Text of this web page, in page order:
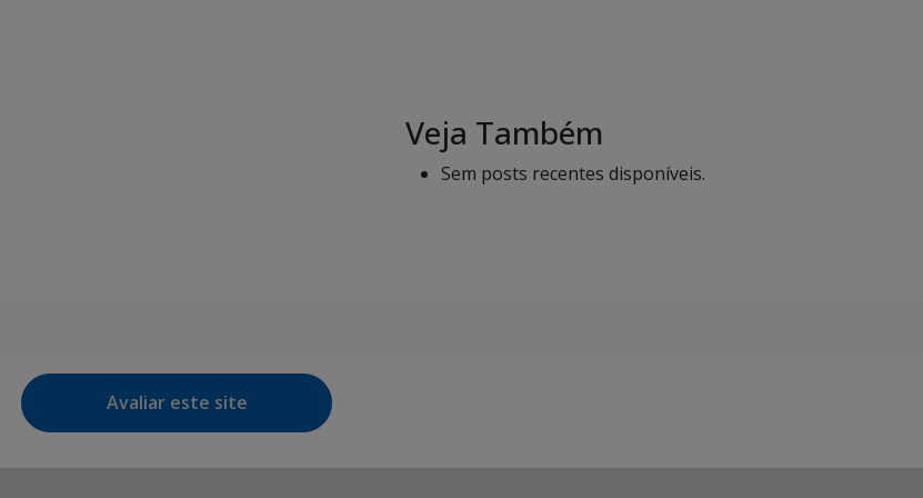
Veja Também
Sem posts recentes disponíveis.
Avaliar este site